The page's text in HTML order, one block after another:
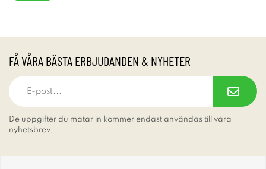
FÅ VÅRA BÄSTA ERBJUDANDEN & NYHETER
De uppgifter du matar in kommer endast användas till våra
nyhetsbrev.